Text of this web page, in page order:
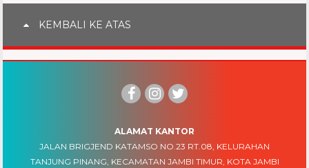
KEMBALI KE ATAS
ALAMAT KANTOR
JALAN BRIGJEND KATAMSO NO.23 RT.08, KELURAHAN
TANJUNG PINANG, KECAMATAN JAMBI TIMUR, KOTA JAMBI